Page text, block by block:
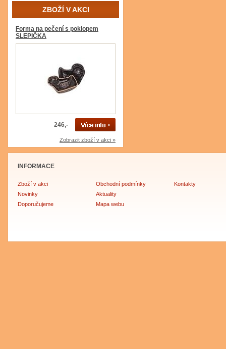
ZBOŽÍ V AKCI
Forma na pečení s poklopem
SLEPIČKA
246,-
Zobrazit zboží v akci »
INFORMACE
Zboží v akci
Novinky
Doporučujeme
Obchodní podmínky
Aktuality
Mapa webu
Kontakty